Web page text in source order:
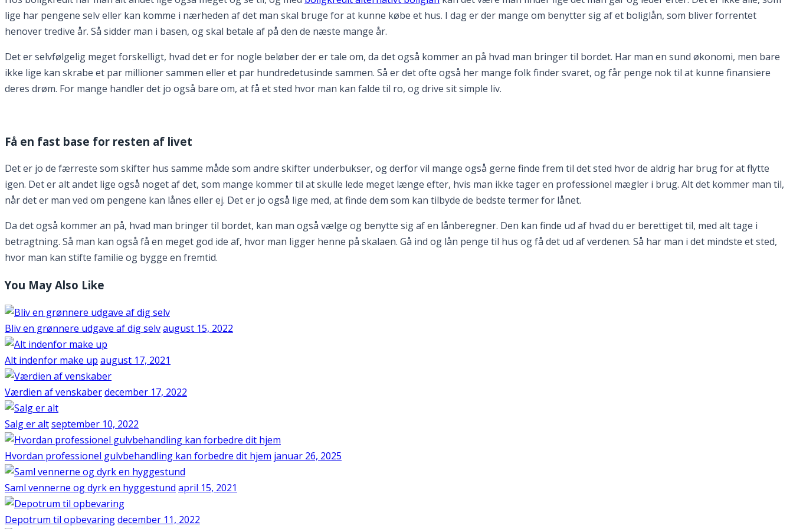
lige har pengene selv eller kan komme i nærheden af det man skal bruge for at kunne købe et hus. I dag er der mange om benytter sig af et boliglån, som bliver forrentet
henover tredive år. Så sidder man i basen, og skal betale af på den de næste mange år.
Det er selvfølgelig meget forskelligt, hvad det er for nogle beløber der er tale om, da det også kommer an på hvad man bringer til bordet. Har man en sund økonomi, men bare
ikke lige kan skrabe et par millioner sammen eller et par hundredetusinde sammen. Så er det ofte også her mange folk finder svaret, og får penge nok til at kunne finansiere
deres drøm. For mange handler det jo også bare om, at få et sted hvor man kan falde til ro, og drive sit simple liv.
Få en fast base for resten af livet
Det er jo de færreste som skifter hus samme måde som andre skifter underbukser, og derfor vil mange også gerne finde frem til det sted hvor de aldrig har brug for at flytte
igen. Det er alt andet lige også noget af det, som mange kommer til at skulle lede meget længe efter, hvis man ikke tager en professionel mægler i brug. Alt det kommer man til,
når det er man ved om pengene kan lånes eller ej. Det er jo også lige med, at finde dem som kan tilbyde de bedste termer for lånet.
Da det også kommer an på, hvad man bringer til bordet, kan man også vælge og benytte sig af en lånberegner. Den kan finde ud af hvad du er berettiget til, med alt tage i
betragtning. Så man kan også få en meget god ide af, hvor man ligger henne på skalaen. Gå ind og lån penge til hus og få det ud af verdenen. Så har man i det mindste et sted,
hvor man kan stifte familie og bygge en fremtid.
You May Also Like
Bliv en grønnere udgave af dig selvaugust 15, 2022
Alt indenfor make up august 17, 2021
Værdien af venskaberdecember 17, 2022
Salg er altseptember 10, 2022
Hvordan professionel gulvbehandling kan forbedre dit hjem januar 26, 2025
Saml vennerne og dyrk en hyggestund april 15, 2021
Depotrum til opbevaringdecember 11, 2022